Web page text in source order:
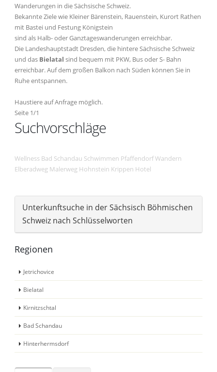
Wanderungen in die Sächsische Schweiz.
Bekannte Ziele wie Kleiner Bärenstein, Rauenstein, Kurort Rathen
mit Bastei und Festung Königstein
sind als Halb- oder Ganztageswanderungen erreichbar.
Die Landeshauptstadt Dresden, die hintere Sächsische Schweiz
und das Bielatal sind bequem mit PKW, Bus oder S- Bahn
erreichbar. Auf dem großen Balkon nach Süden können Sie in
Ruhe entspannen.
Haustiere auf Anfrage möglich.
Seite 1/1
Suchvorschläge
Wellness Bad Schandau Schwimmen PfaffendorfWandern
Elberadweg Malerweg Hohnstein Krippen Hotel
Unterkunftsuche in der Sächsisch Böhmischen
Schweiz nach Schlüsselworten
Regionen
Jetrichovice
Bielatal
Kirnitzschtal
Bad Schandau
Hinterhermsdorf